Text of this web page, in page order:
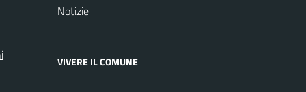
Notizie
VIVERE IL COMUNE